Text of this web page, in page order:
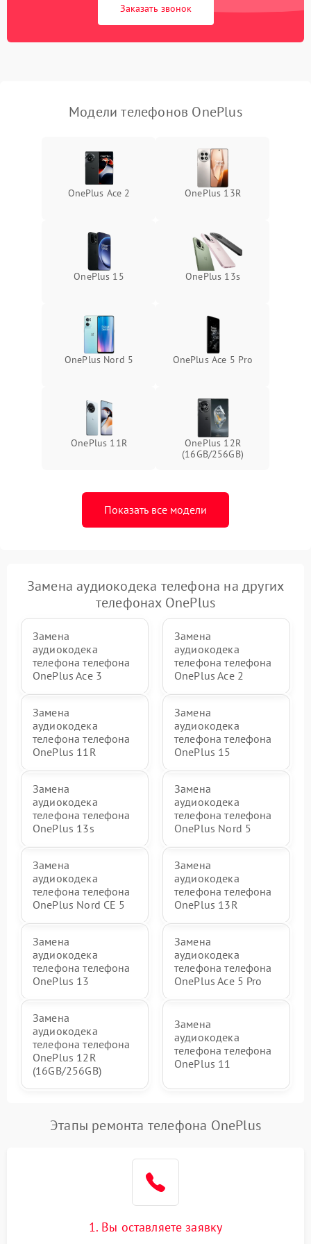
Заказать звонок
Модели телефонов OnePlus
OnePlus Ace 2 OnePlus 13R
OnePlus 15 OnePlus 13s
OnePlus Nord 5 OnePlus Ace 5 Pro
OnePlus 11R
OnePlus 12R
(16GB/256GB)
Показать все модели
Замена аудиокодека телефона на других
телефонах OnePlus
Замена
аудиокодека
телефона телефона
OnePlus Ace 3
Замена
аудиокодека
телефона телефона
OnePlus Ace 2
Замена
аудиокодека
телефона телефона
OnePlus 11R
Замена
аудиокодека
телефона телефона
OnePlus 15
Замена
аудиокодека
телефона телефона
OnePlus 13s
Замена
аудиокодека
телефона телефона
OnePlus Nord 5
Замена
аудиокодека
телефона телефона
OnePlus Nord CE 5
Замена
аудиокодека
телефона телефона
OnePlus 13R
Замена
аудиокодека
телефона телефона
OnePlus 13
Замена
аудиокодека
телефона телефона
OnePlus Ace 5 Pro
Замена
аудиокодека
телефона телефона
OnePlus 12R
(16GB/256GB)
Замена
аудиокодека
телефона телефона
OnePlus 11
Этапы ремонта телефона OnePlus
1. Вы оставляете заявку